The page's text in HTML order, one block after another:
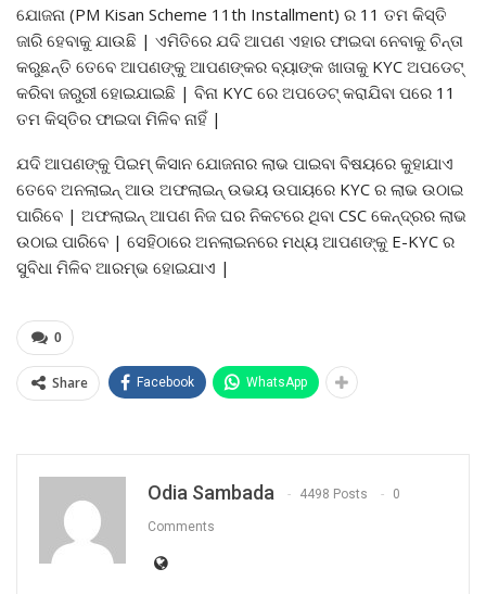
ଯୋଜନା (PM Kisan Scheme 11th Installment) ର 11 ତମ କିସ୍ତି
ଜାରି ହେବାକୁ ଯାଉଛି | ଏମିତିରେ ଯଦି ଆପଣ ଏହାର ଫାଇଦା ନେବାକୁ ଚିନ୍ତା
କରୁଛନ୍ତି ତେବେ ଆପଣଙ୍କୁ ଆପଣଙ୍କର ବ୍ୟାଙ୍କ ଖାତାକୁ KYC ଅପଡେଟ୍
କରିବା ଜରୁରୀ ହୋଇଯାଇଛି | ବିନା KYC ରେ ଅପଡେଟ୍ କରାଯିବା ପରେ 11
ତମ କିସ୍ତିର ଫାଇଦା ମିଳିବ ନାହିଁ |
ଯଦି ଆପଣଙ୍କୁ ପିଇମ୍ କିସାନ ଯୋଜନାର ଲାଭ ପାଇବା ବିଷୟରେ କୁହାଯାଏ
ତେବେ ଅନଲାଇନ୍ ଆଉ ଅଫଲାଇନ୍ ଉଭୟ ଉପାୟରେ KYC ର ଲାଭ ଉଠାଇ
ପାରିବେ | ଅଫଲାଇନ୍ ଆପଣ ନିଜ ଘର ନିକଟରେ ଥିବା CSC କେନ୍ଦ୍ରର ଲାଭ
ଉଠାଇ ପାରିବେ | ସେହିଠାରେ ଅନଲାଇନରେ ମଧ୍ୟ ଆପଣଙ୍କୁ E-KYC ର
ସୁବିଧା ମିଳିବ ଆରମ୍ଭ ହୋଇଯାଏ |
0
Share Facebook WhatsApp
Odia Sambada 4498 Posts 0
Comments